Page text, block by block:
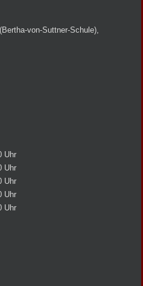
von-Suttner-Schule),
Uhr
Uhr
Uhr
Uhr
Uhr